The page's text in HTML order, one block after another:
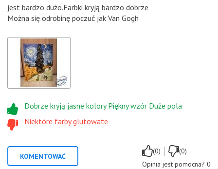
jest bardzo dużo.Farbki kryją bardzo dobrze
Można się odrobinę poczuć jak Van Gogh
Niektóre farby glutowate
Dobrze kryją jasne kolory Piękny wzór Duże pola
KOMENTOWAĆ
(0) |
(0)
Opinia jest pomocna? 0